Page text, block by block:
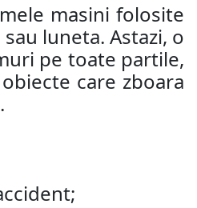
masini folosite
luneta. Astazi, o
pe toate partile,
care zboara